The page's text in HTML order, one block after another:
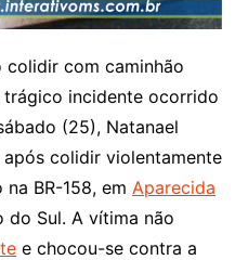
com caminhão
trágico incidente ocorrido
(25), Natanael
após colidir violentamente
BR-158, em Aparecida
do Sul. A vítima não
e chocou-se contra a